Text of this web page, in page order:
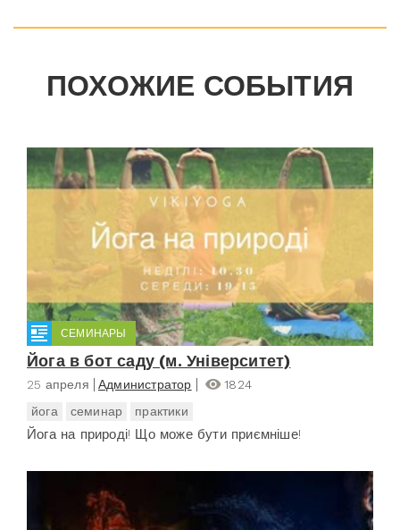
ПОХОЖИЕ СОБЫТИЯ
СЕМИНАРЫ
Йога в бот саду (м. Університет)
25 апреля Администратор
1824
йога
семинар практики
Йога на природі! Що може бути приємніше!